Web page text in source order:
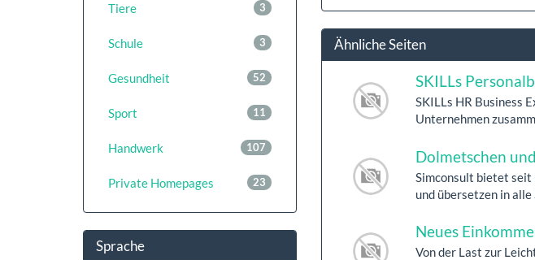
3
Tiere
3
Schule
52
Gesundheit
11
Sport
107
Handwerk
23
Private Homepages
Sprache
Ähnliche Seiten
SKILLs
SKILLs HR Business
Unternehmen
Dolmetschen
Simconsult bietet
und übersetzen in alle
Neues
Von der Last zur